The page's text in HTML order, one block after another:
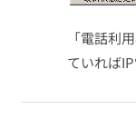
「電話利
ていれば